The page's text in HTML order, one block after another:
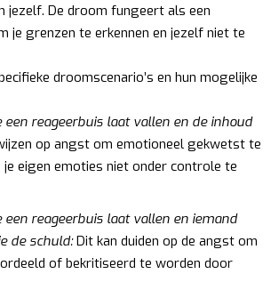
jezelf. De droom fungeert als een
je grenzen te erkennen en jezelf niet te
droomscenario’s en hun mogelijke
een reageerbuis laat vallen en de inhoud
op angst om emotioneel gekwetst te
eigen emoties niet onder controle te
een reageerbuis laat vallen en iemand
de schuld:Dit kan duiden op de angst om
of bekritiseerd te worden door